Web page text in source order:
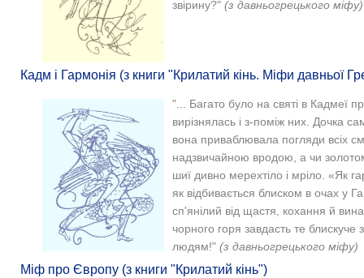
звірину?" (з давньогрецького міфу)
Кадм і Гармонія (з книги "Крилатий кінь. Міфи давньої
"... Багато було на святі в Кадмеї
вирізнялась і з-поміж них. Дочка
вона приваблювала погляди всіх
надзвичайною вродою, а чи
шиї дивно мерехтіло і мріло. «Як
як відбивається блиском в очах у
сп'янілий від щастя, кохання й
чорного горя завдасть те блискуче
людям!" (з давньогрецького міфу)
Міф про Європу (з книги "Крилатий кінь")